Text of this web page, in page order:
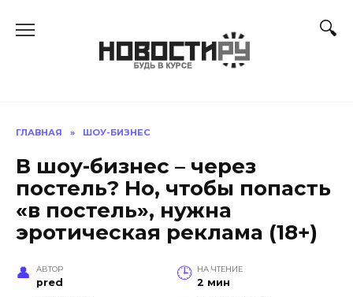
ГЛАВНАЯ » ШОУ-БИЗНЕС
В шоу-бизнес – через
постель? Но, чтобы попасть
«в постель», нужна
эротическая реклама (18+)
АВТОР
pred
НА ЧТЕНИЕ
2 мин